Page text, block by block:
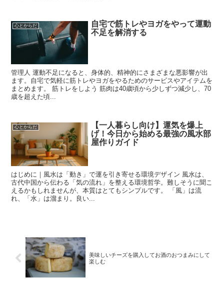
心とからだ
自宅で筋トレやヨガをやって運動
不足を解消する
管理人 運動不足になると、身体的、精神的にさまざまな悪影響が出
ます。自宅で気軽に筋トレやヨガをやるためのサービスやアイテムを
まとめます。 筋トレをしよう 筋肉は40歳頃から少しずつ減少し、70
歳を超えた頃...
心とからだ
【一人暮らし向け】運気を爆上
げ！今日から始める最強の風水部
屋作りガイド
はじめに｜風水は「動き」で運を引き寄せる環境デザイン 風水は、
古代中国から伝わる「気の流れ」を整える環境哲学。難しそうに聞こ
えるかもしれませんが、本質はとてもシンプルです。 「風」は流
れ、「水」は溜まり。良い...
美味しいチーズを購入してお酒のおつまみにして
楽しむ